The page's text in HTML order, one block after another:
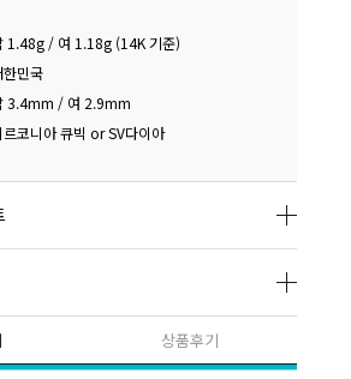
1.48g / 여 1.18g (14K 기준)
한민국
3.4mm / 여 2.9mm
르코니아 큐빅 or SV다이아
상품후기